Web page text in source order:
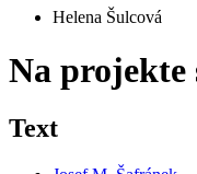
Helena Šulcová
Na projekte
Text